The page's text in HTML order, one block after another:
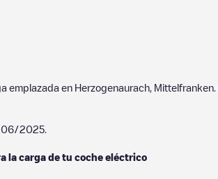
emplazada en Herzogenaurach Mittelfranken
06/2025
la carga de tu coche eléctrico